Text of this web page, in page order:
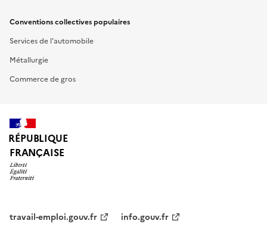
Conventions collectives populaires
Services de l'automobile
Métallurgie
Commerce de gros
RÉPUBLIQUE
FRANÇAISE
travail-emploi.gouv.fr
info.gouv.fr